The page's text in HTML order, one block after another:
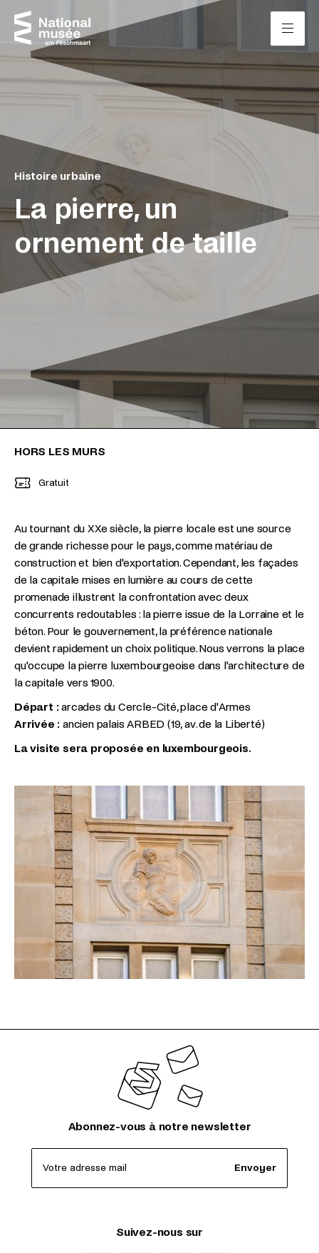
Passer directement au contenu
La pierre, un
ornement de taille
Histoire urbaine
HORS LES MURS
Gratuit
Au tournant du XXe siècle, la pierre locale est une source
de grande richesse pour le pays, comme matériau de
construction et bien d'exportation. Cependant, les façades
de la capitale mises en lumière au cours de cette
promenade illustrent la confrontation avec deux
concurrents redoutables : la pierre issue de la Lorraine et le
béton. Pour le gouvernement, la préférence nationale
devient rapidement un choix politique. Nous verrons la place
qu'occupe la pierre luxembourgeoise dans l'architecture de
la capitale vers 1900.
Départ :arcades du Cercle-Cité, place d'Armes
Arrivée : ancien palais ARBED (19, av. de la Liberté)
La visite sera proposée en luxembourgeois.
Abonnez-vous à notre newsletter
Votre adresse mail Envoyer
Suivez-nous sur
Panneau de gestion des cookies